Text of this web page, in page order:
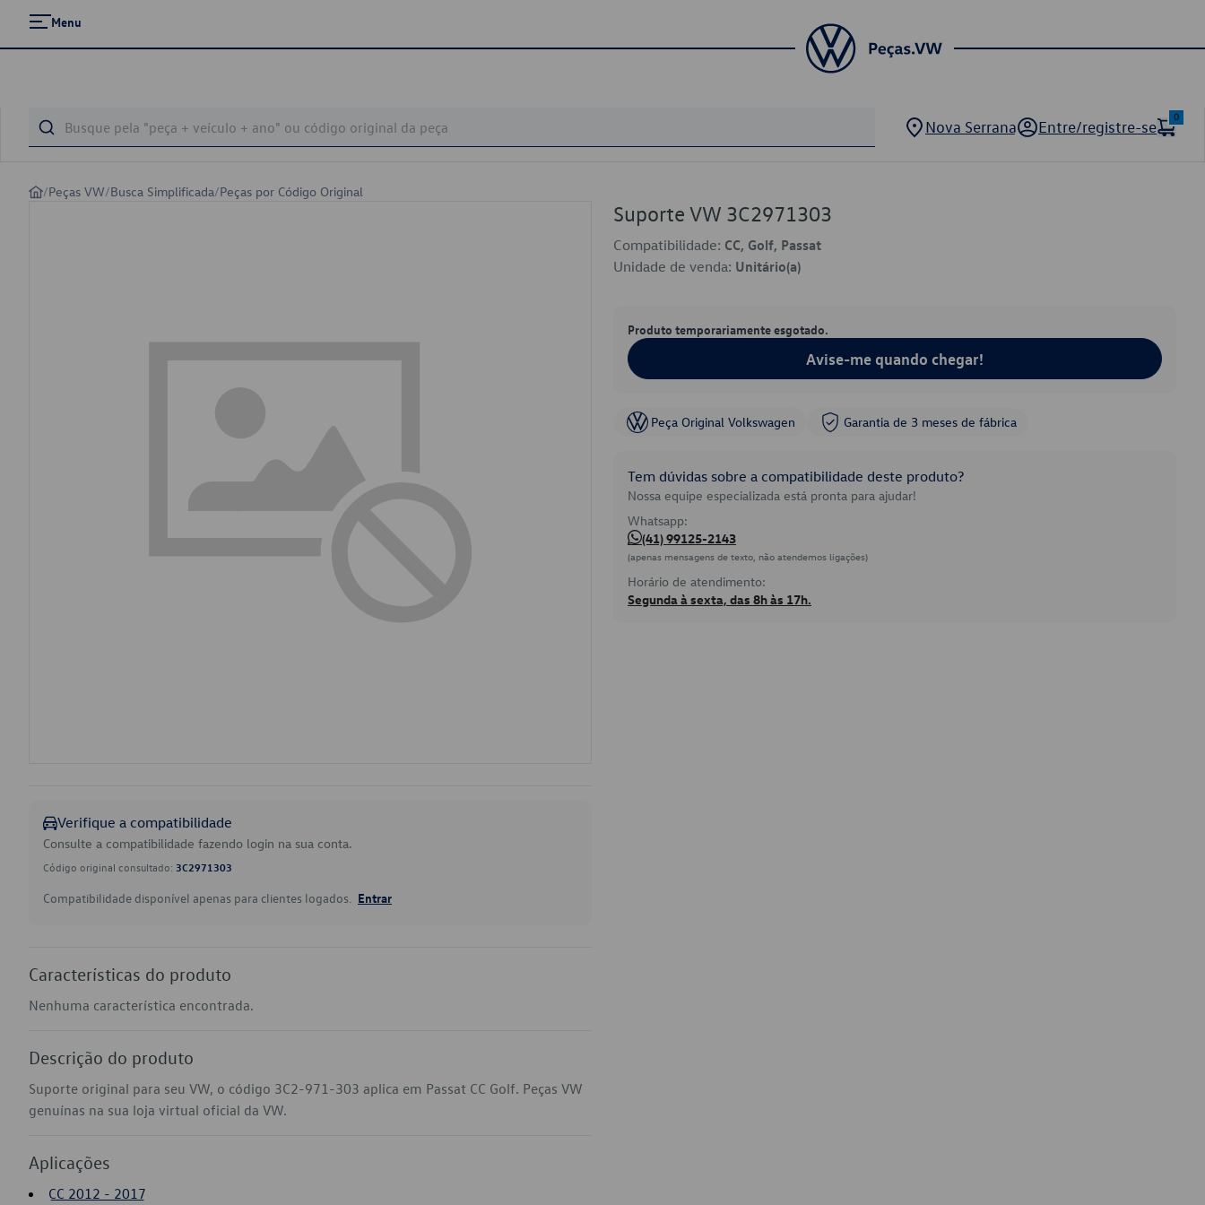
Menu
Nova Serrana Entre/registre-se
0
/Peças VW/Busca Simplificada/Peças por Código Original
Verifique a compatibilidade
Consulte a compatibilidade fazendo login na sua conta.
Código original consultado: 3C2971303
Compatibilidade disponível apenas para clientes logados. Entrar
Características do produto
Nenhuma característica encontrada.
Descrição do produto
Suporte original para seu VW, o código 3C2-971-303 aplica em Passat CC Golf. Peças VW
genuínas na sua loja virtual oficial da VW.
Aplicações
CC 2012 - 2017
Suporte VW 3C2971303
Compatibilidade: CC, Golf, Passat
Unidade de venda: Unitário(a)
Produto temporariamente esgotado.
Avise-me quando chegar!
Peça Original Volkswagen Garantia de 3 meses de fábrica
Tem dúvidas sobre a compatibilidade deste produto?
Nossa equipe especializada está pronta para ajudar!
Whatsapp:
(41) 99125-2143
(apenas mensagens de texto, não atendemos ligações)
Horário de atendimento:
Segunda à sexta, das 8h às 17h.